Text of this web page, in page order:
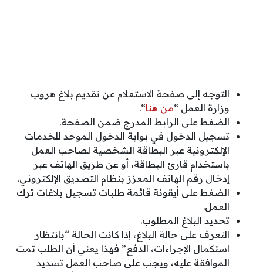
التوجه إلى صفحة الاستعلام عن تقديم بلاغ هروب
وزارة العمل “من هنا“.
الضغط على الرابط المدرج ضمن الصفحة.
تسجيل الدخول في بوابة الدخول الموحد للخدمات
الإلكترونية عبر البطاقة الشخصية لصاحب العمل
باستخدام قارئ البطاقة، أو عن طريق الهاتف عبر
إدخال رقم الهاتف المعزز بنظام التصديق الإلكتروني.
الضغط على أيقونة قائمة طلبات تسجيل بلاغات ترك
العمل.
تحديد البلاغ المطلوب.
التعرف على حالة البلاغ، إذا كانت الحالة “بانتظار
استكمال الإجراءات، الدفع” فهذا يعني أن الطلب تمت
الموافقة عليه، ويجب على صاحب العمل تسديد